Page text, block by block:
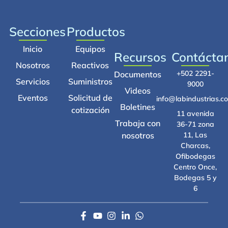
Secciones
Inicio
Nosotros
Servicios
Eventos
Productos
Equipos
Reactivos
Suministros
Solicitud de
cotización
Recursos
Documentos
Videos
Boletines
Trabaja con
nosotros
+502 2291-
9000
11 avenida
36-71 zona
11, Las
Charcas,
Ofibodegas
Centro Once,
Bodegas 5 y
6